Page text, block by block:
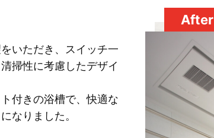
いただき、スイッチ一
掃性に考慮したデザイ
付きの浴槽で、快適な
なりました。
After